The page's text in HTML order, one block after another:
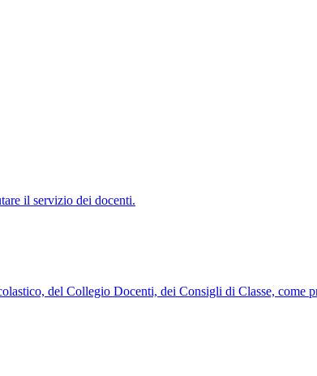
il servizio dei docenti.
del Collegio Docenti, dei Consigli di Classe, come